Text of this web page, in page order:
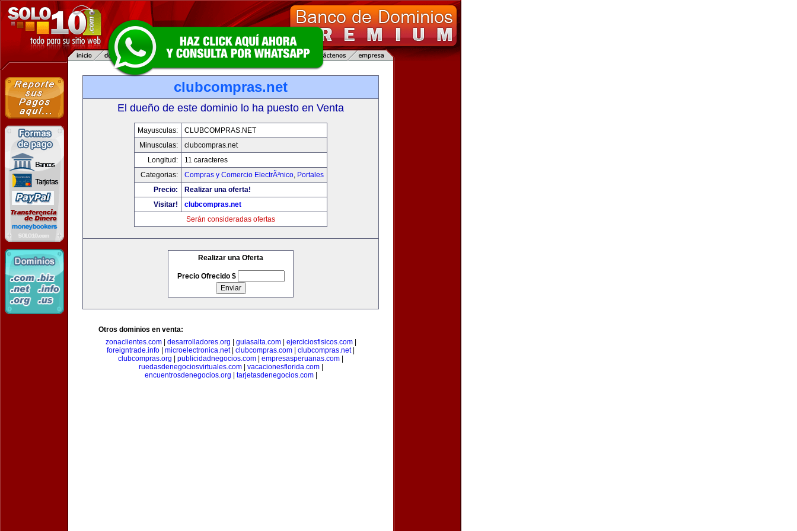
clubcompras.net
El dueño de este dominio lo ha puesto en Venta
Mayusculas:
CLUBCOMPRAS.NET
Minusculas:
clubcompras.net
Longitud:
11 caracteres
Categorias:
Compras y Comercio ElectrÃ³nico, Portales
Precio:
Realizar una oferta!
Visitar!
clubcompras.net
Serán consideradas ofertas
Realizar una Oferta
Precio Ofrecido $
Otros dominios en venta:
zonaclientes.com| desarrolladores.org guiasalta.com| ejerciciosfisicos.com|
foreigntrade.info
microelectronica.net| clubcompras.com clubcompras.net|
clubcompras.org
publicidadnegocios.com empresasperuanas.com
ruedasdenegociosvirtuales.com| vacacionesflorida.com|
encuentrosdenegocios.org
tarjetasdenegocios.com|